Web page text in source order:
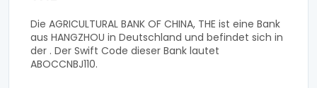
Die AGRICULTURAL BANK OF CHINA, THE ist eine Bank
aus HANGZHOU in Deutschland und befindet sich in
der . Der Swift Code dieser Bank lautet
ABOCCNBJ110.